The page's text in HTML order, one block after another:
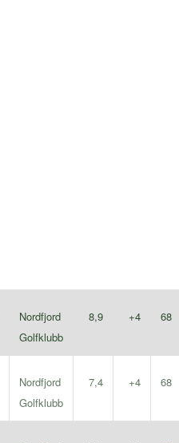
Nordfjord
Golfklubb
8,9 +4 68
Nordfjord
Golfklubb
7,4 +4 68